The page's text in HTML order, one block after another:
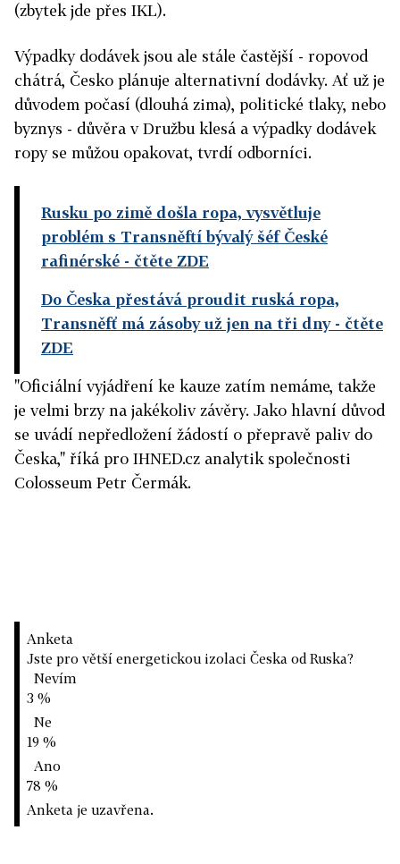
(zbytek jde přes IKL).
Výpadky dodávek jsou ale stále častější - ropovod
chátrá, Česko plánuje alternativní dodávky. Ať už je
důvodem počasí (dlouhá zima), politické tlaky, nebo
byznys - důvěra v Družbu klesá a výpadky dodávek
ropy se můžou opakovat, tvrdí odborníci.
Rusku po zimě došla ropa, vysvětluje
problém s Transněftí bývalý šéf České
rafinérské - čtěte ZDE
Do Česka přestává proudit ruská ropa,
Transněfť má zásoby už jen na tři dny- čtěte
ZDE
"Oficiální vyjádření ke kauze zatím nemáme, takže
je velmi brzy na jakékoliv závěry. Jako hlavní důvod
se uvádí nepředložení žádostí o přepravě paliv do
Česka," říká pro IHNED.cz analytik společnosti
Colosseum Petr Čermák.
Anketa
Jste pro větší energetickou izolaci Česka od Ruska?
Nevím
3 %
Ne
19 %
Ano
78 %
Anketa je uzavřena.